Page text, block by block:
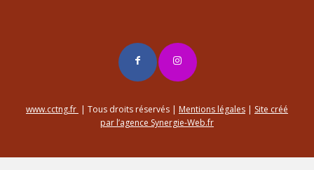
www.cctng.fr | Tous droits réservés | Mentions légales| Site créé
par l’agence Synergie-Web.fr